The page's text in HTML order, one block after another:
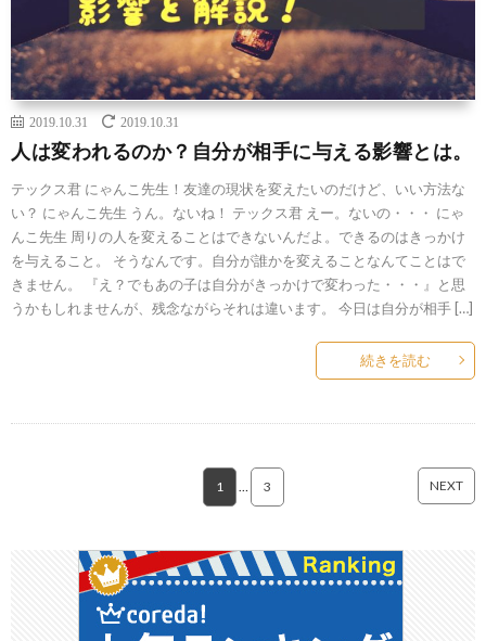
2019.10.31 2019.10.31
人は変われるのか？自分が相手に与える影響とは。
テックス君 にゃんこ先生！友達の現状を変えたいのだけど、いい方法な
い？ にゃんこ先生 うん。ないね！ テックス君 えー。ないの・・・ にゃ
んこ先生 周りの人を変えることはできないんだよ。できるのはきっかけ
を与えること。 そうなんです。自分が誰かを変えることなんてことはで
きません。 『え？でもあの子は自分がきっかけで変わった・・・』と思
うかもしれませんが、残念ながらそれは違います。 今日は自分が相手 […]
続きを読む
1 3 NEXT